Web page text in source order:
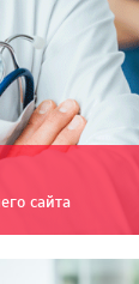
сайта